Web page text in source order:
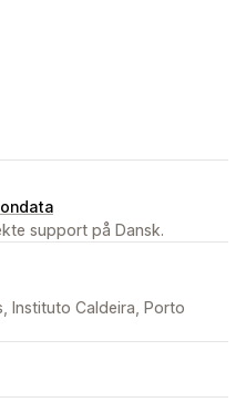
support på Dansk.
Instituto Caldeira, Porto